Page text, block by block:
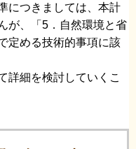
につきましては、本計
が、「5．自然環境と省
定める技術的事項に該
詳細を検討していくこ